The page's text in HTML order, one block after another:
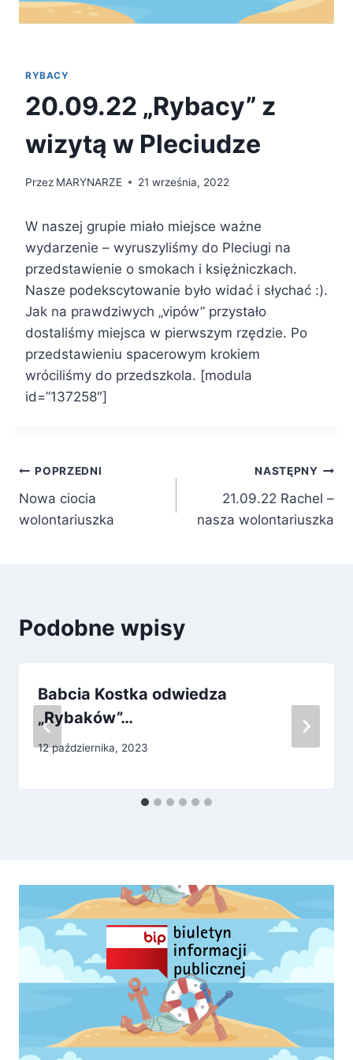
RYBACY
20.09.22 „Rybacy” z
wizytą w Pleciudze
Przez MARYNARZE 21 września, 2022
W naszej grupie miało miejsce ważne
wydarzenie – wyruszyliśmy do Pleciugi na
przedstawienie o smokach i księżniczkach.
Nasze podekscytowanie było widać i słychać :).
Jak na prawdziwych „vipów” przystało
dostaliśmy miejsca w pierwszym rzędzie. Po
przedstawieniu spacerowym krokiem
wróciliśmy do przedszkola. [modula
id=”137258″]
Nawigacja
wpisu
POPRZEDNI
Nowa ciocia
wolontariuszka
NASTĘPNY
21.09.22 Rachel –
nasza wolontariuszka
Podobne wpisy
Babcia Kostka odwiedza
„Rybaków”…
12 października, 2023